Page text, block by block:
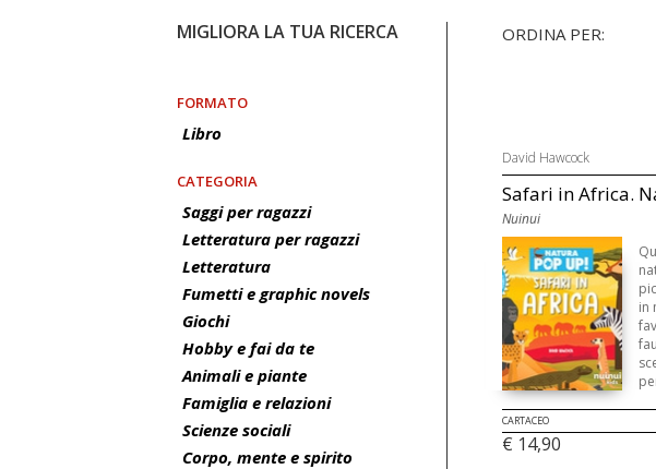
MIGLIORA LA TUA RICERCA
FORMATO
Libro
CATEGORIA
Saggi per ragazzi
Letteratura per ragazzi
Letteratura
Fumetti e graphic novels
Giochi
Hobby e fai da te
Animali e piante
Famiglia e relazioni
Scienze sociali
Corpo, mente e spirito
ORDINA PER:
David Hawcock
Safari in Africa.
Nuinui
in
CARTACEO
€ 14,90